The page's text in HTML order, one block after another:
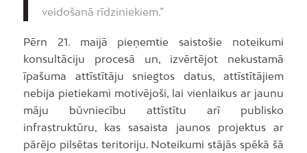
veidošanā rīdziniekiem.”
Pērn 21. maijā pieņemtie saistošie noteikumi
konsultāciju procesā un, izvērtējot nekustamā
īpašuma attīstītāju sniegtos datus, attīstītājiem
nebija pietiekami motivējoši, lai vienlaikus ar jaunu
māju būvniecību attīstītu arī publisko
infrastruktūru, kas sasaista jaunos projektus ar
pārējo pilsētas teritoriju. Noteikumi stājās spēkā šā